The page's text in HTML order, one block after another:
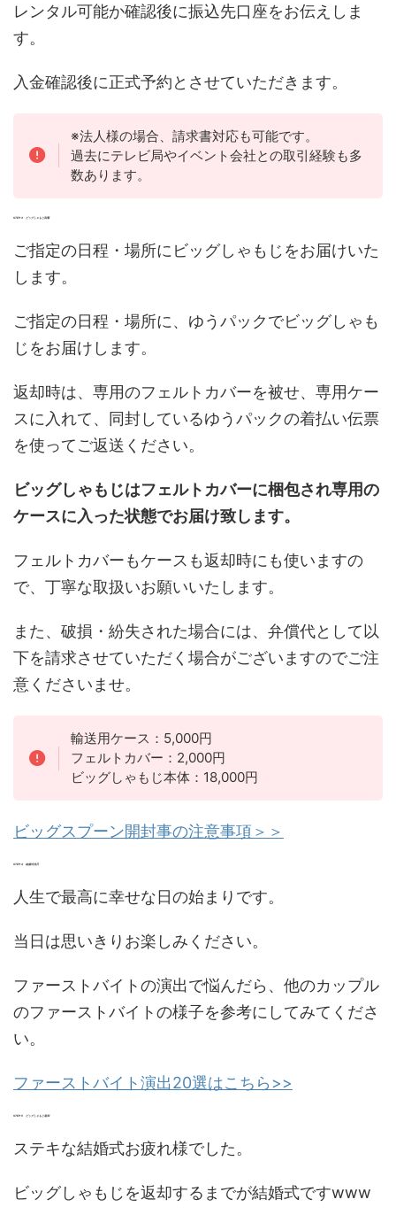
レンタル可能か確認後に振込先口座をお伝えしま
す。
入金確認後に正式予約とさせていただきます。
※法人様の場合、請求書対応も可能です。
過去にテレビ局やイベント会社との取引経験も多
数あります。
STEP:3 ビッグしゃもじ到着
ご指定の日程・場所にビッグしゃもじをお届けいた
します。
ご指定の日程・場所に、ゆうパックでビッグしゃも
じをお届けします。
返却時は、専用のフェルトカバーを被せ、専用ケー
スに入れて、同封しているゆうパックの着払い伝票
を使ってご返送ください。
ビッグしゃもじはフェルトカバーに梱包され専用の
ケースに入った状態でお届け致します。
フェルトカバーもケースも返却時にも使いますの
で、丁寧な取扱いお願いいたします。
また、破損・紛失された場合には、弁償代として以
下を請求させていただく場合がございますのでご注
意くださいませ。
輸送用ケース：5,000円
フェルトカバー：2,000円
ビッグしゃもじ本体：18,000円
ビッグスプーン開封事の注意事項＞＞
STEP:4 結婚式当日
人生で最高に幸せな日の始まりです。
当日は思いきりお楽しみください。
ファーストバイトの演出で悩んだら、他のカップル
のファーストバイトの様子を参考にしてみてくださ
い。
ファーストバイト演出20選はこちら>>
STEP:5 ビッグしゃもじ返却
ステキな結婚式お疲れ様でした。
ビッグしゃもじを返却するまでが結婚式ですwww